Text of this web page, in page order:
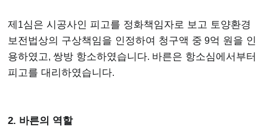
​제 1심은 시공사인 피고를 정화책임자로 보고 토양환경
보전법상의 구상책임을 인정하여 청구액 중 9억 원을 인
용하였고, 쌍방 항소하였습니다. 바른은 항소심에서부터
피고를 대리하였습니다.
2. 바른의 역할